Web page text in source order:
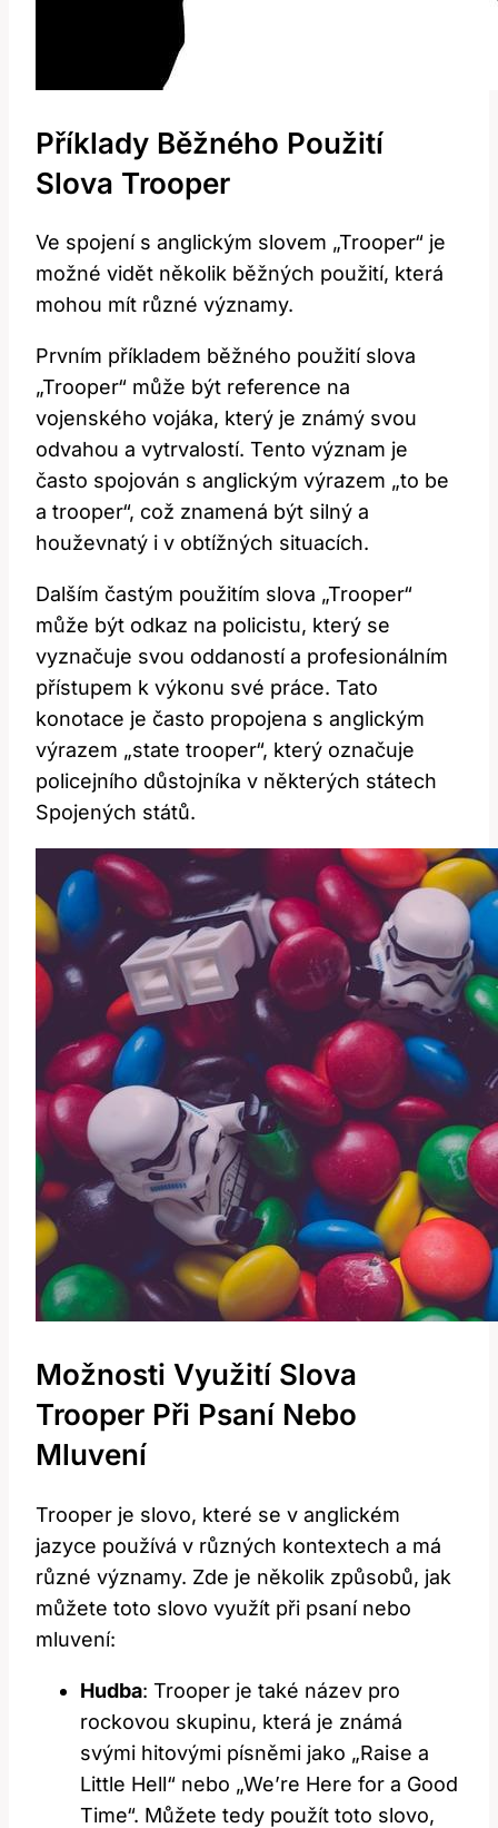
Příklady Běžného Použití
Slova Trooper
Ve spojení s anglickým slovem „Trooper“ je
možné vidět několik běžných použití, která
mohou mít různé významy.
Prvním příkladem běžného použití slova
„Trooper“ může být reference na
vojenského vojáka, který je známý svou
odvahou a vytrvalostí. Tento význam je
často spojován s anglickým výrazem „to be
a trooper“, což znamená být silný a
houževnatý i v obtížných situacích.
Dalším častým použitím slova „Trooper“
může být odkaz na policistu, který se
vyznačuje svou oddaností a profesionálním
přístupem k výkonu své práce. Tato
konotace je často propojena s anglickým
výrazem „state trooper“, který označuje
policejního důstojníka v některých státech
Spojených států.
Možnosti Využití Slova
Trooper Při Psaní Nebo
Mluvení
Trooper je slovo, které se v anglickém
jazyce používá v různých kontextech a má
různé významy. Zde je několik způsobů, jak
můžete toto slovo využít při psaní nebo
mluvení:
Hudba: Trooper je také název pro
rockovou skupinu, která je známá
svými hitovými písněmi jako „Raise a
Little Hell“ nebo „We’re Here for a Good
Time“. Můžete tedy použít toto slovo,